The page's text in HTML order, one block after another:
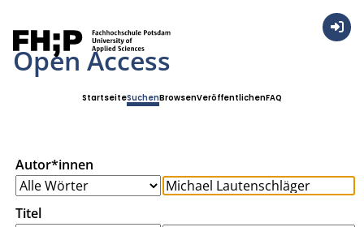
Open Access
StartseiteSuchenBrowsenVeröffentlichenFAQ
Autor*innen
Titel